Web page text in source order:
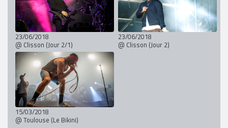
23/06/2018
@ Clisson (Jour 2/1)
23/06/2018
@ Clisson (Jour 2)
15/03/2018
@ Toulouse (Le Bikini)